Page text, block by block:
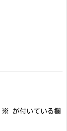
※ が付いている欄